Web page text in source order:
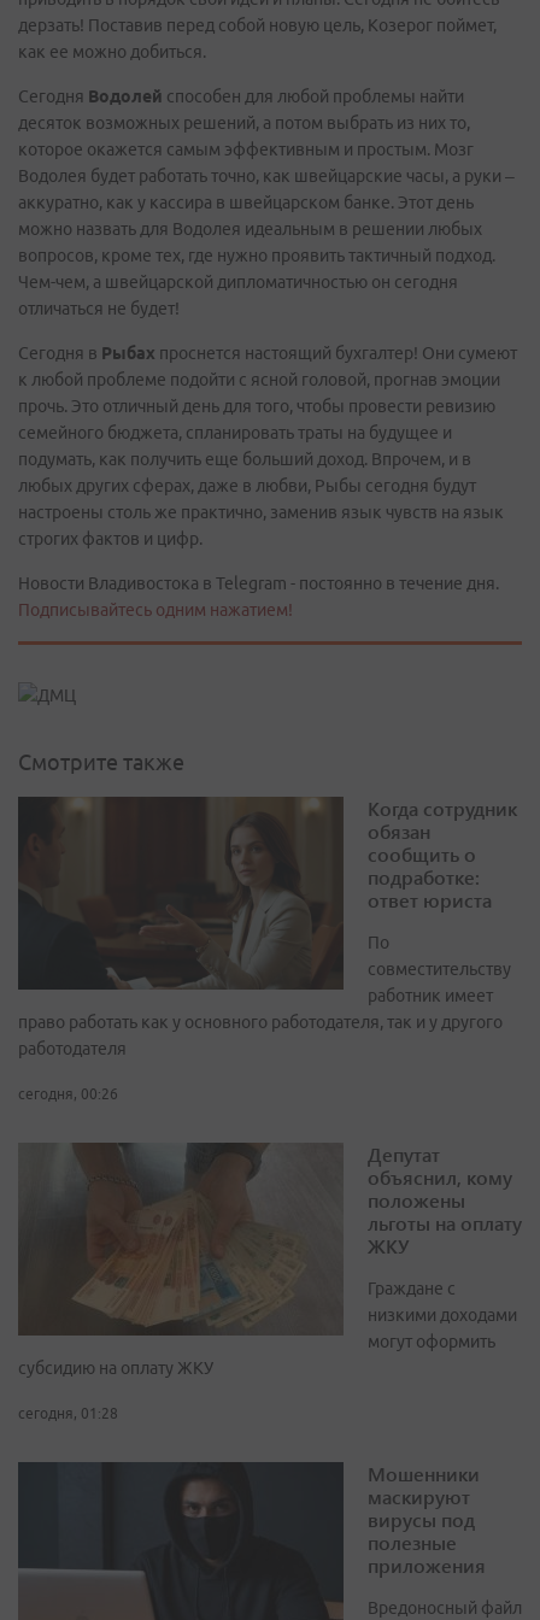
дерзать! Поставив перед собой новую цель, Козерог поймет,
как ее можно добиться.
Сегодня Водолей способен для любой проблемы найти
десяток возможных решений, а потом выбрать из них то,
которое окажется самым эффективным и простым. Мозг
Водолея будет работать точно, как швейцарские часы, а руки –
аккуратно, как у кассира в швейцарском банке. Этот день
можно назвать для Водолея идеальным в решении любых
вопросов, кроме тех, где нужно проявить тактичный подход.
Чем-чем, а швейцарской дипломатичностью он сегодня
отличаться не будет!
Сегодня в Рыбах проснется настоящий бухгалтер! Они сумеют
к любой проблеме подойти с ясной головой, прогнав эмоции
прочь. Это отличный день для того, чтобы провести ревизию
семейного бюджета, спланировать траты на будущее и
подумать, как получить еще больший доход. Впрочем, и в
любых других сферах, даже в любви, Рыбы сегодня будут
настроены столь же практично, заменив язык чувств на язык
строгих фактов и цифр.
Новости Владивостока в Telegram - постоянно в течение дня.
Подписывайтесь одним нажатием!
Смотрите также
Когда сотрудник
обязан
сообщить о
подработке:
ответ юриста
По
совместительству
работник имеет
право работать как у основного работодателя, так и у другого
работодателя
сегодня, 00:26
Депутат
объяснил, кому
положены
льготы на оплату
ЖКУ
Граждане с
низкими доходами
могут оформить
субсидию на оплату ЖКУ
сегодня, 01:28
Мошенники
маскируют
вирусы под
полезные
приложения
Вредоносный файл